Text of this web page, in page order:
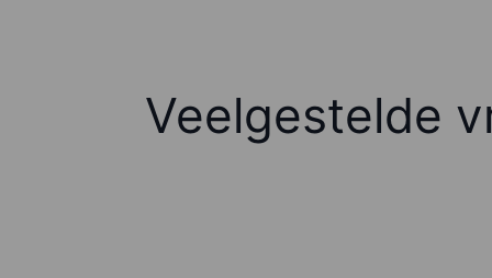
Veelgestelde